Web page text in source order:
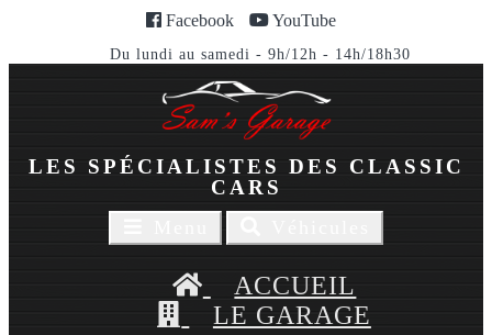
Facebook YouTube
Du lundi au samedi - 9h/12h - 14h/18h30
LES SPÉCIALISTES DES CLASSIC
CARS
navigaion
navigation
ACCUEIL
LE GARAGE